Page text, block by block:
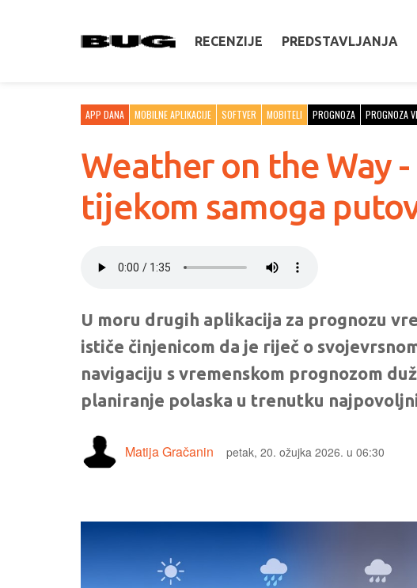
RECENZIJE PREDSTAVLJANJA
APP DANA MOBILNE APLIKACIJE SOFTVER MOBITELI PROGNOZA PROGNOZA
Weather on the Way
tijekom samoga
U moru drugih aplikacija za prognozu
ističe činjenicom da je riječ o
navigaciju s vremenskom prognozom
planiranje polaska u trenutku
Matija Gračanin petak, 20. ožujka 2026. u 06:30